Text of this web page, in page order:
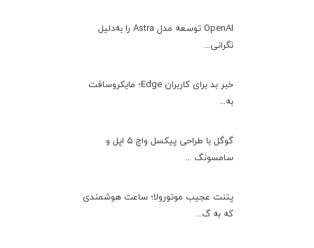
OpenAI توسعه مدل Astra را به‌دلیل
نگرانی...
خبر بد برای کاربران Edge؛ مایکروسافت
به‌...
گوگل با طراحی پیکسل واچ ۵ اپل و
سامسونگ ...
پتنت عجیب موتورولا؛ ساعت هوشمندی
که به گ...